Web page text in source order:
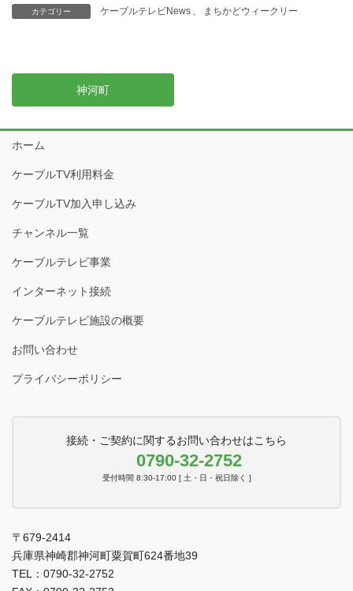
カテゴリー ケーブルテレビNews 、 まちかどウィークリー
神河町
ホーム
ケーブルTV利用料金
ケーブルTV加入申し込み
チャンネル一覧
ケーブルテレビ事業
インターネット接続
ケーブルテレビ施設の概要
お問い合わせ
プライバシーポリシー
接続・ご契約に関するお問い合わせはこちら
0790-32-2752
受付時間 8:30-17:00 [ 土・日・祝日除く ]
〒679-2414
兵庫県神崎郡神河町粟賀町624番地39
TEL：0790-32-2752